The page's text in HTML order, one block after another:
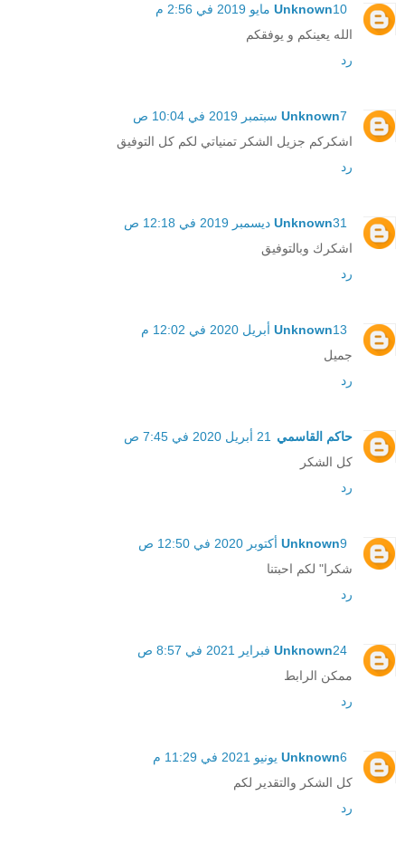
Unknown10 مايو 2019 في 2:56 م
الله يعينكم و يوفقكم
رد
Unknown7 سبتمبر 2019 في 10:04 ص
اشكركم جزيل الشكر تمنياتي لكم كل التوفيق
رد
Unknown31 ديسمبر 2019 في 12:18 ص
اشكرك وبالتوفيق
رد
Unknown13 أبريل 2020 في 12:02 م
جميل
رد
حاكم القاسمي
21 أبريل 2020 في 7:45 ص
كل الشكر
رد
Unknown9 أكتوبر 2020 في 12:50 ص
شكرا" لكم احبتنا
رد
Unknown24 فبراير 2021 في 8:57 ص
ممكن الرابط
رد
Unknown6 يونيو 2021 في 11:29 م
كل الشكر والتقدير لكم
رد